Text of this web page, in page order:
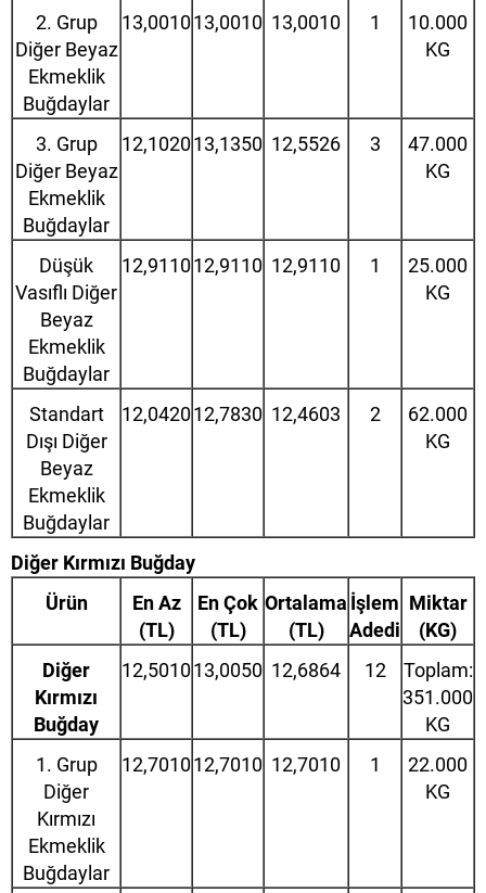
2. Grup
Diğer Beyaz
Ekmeklik
Buğdaylar
13,001013,0010 13,0010 1
10.000
KG
3. Grup
Diğer Beyaz
Ekmeklik
Buğdaylar
12,102013,1350 12,5526 3
47.000
KG
Düşük
Vasıflı Diğer
Beyaz
Ekmeklik
Buğdaylar
12,911012,9110 12,9110 1
25.000
KG
Standart
Dışı Diğer
Beyaz
Ekmeklik
Buğdaylar
12,042012,7830 12,4603 2
62.000
KG
Diğer Kırmızı Buğday
Ürün
En Az
(TL)
En Çok
(TL)
Ortalama
(TL)
İşlem
Adedi
Miktar
(KG)
Diğer
Kırmızı
Buğday
12,501013,0050 12,6864 12
Toplam:
351.000
KG
1. Grup
Diğer
Kırmızı
Ekmeklik
Buğdaylar
12,701012,7010 12,7010 1
22.000
KG